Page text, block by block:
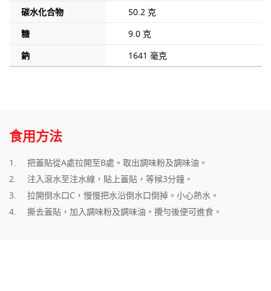
碳水化合物
50.2 克
糖
9.0 克
鈉
1641 毫克
食用方法
把蓋貼從A處拉開至B處。取出調味粉及調味油 。
注入滾水至注水線，貼上蓋貼，等候3分鐘 。
拉開倒水口C ，慢慢把水沿倒水口倒掉。小心熱水 。
撕去蓋貼，加入調味粉及調味油。攪勻後便可進食。